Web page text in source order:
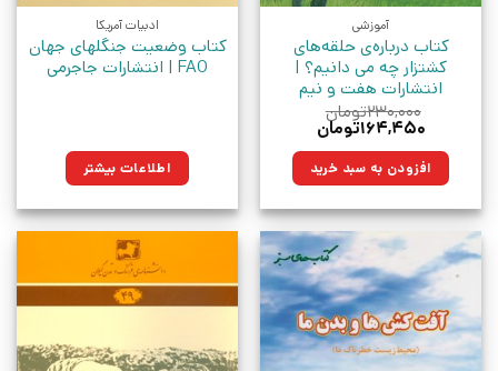
آموزشی
کتاب درباره‌ی حلقه‌های
کشتزار چه می دانیم؟ |
انتشارات هفت و نیم
۲۳۰,۰۰۰تومان
قیمت
۲۳۰,۰۰۰تومان
بود.
۱۶۴,۴۵۰تومان
۱۶۴,۴۵۰تومان.افزودن به سبد خرید
ادبیات آمریکا
کتاب وضعیت جنگلهای جهان
FAO | انتشارات جاجرمی
اطلاعات بیشتر